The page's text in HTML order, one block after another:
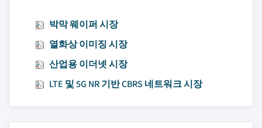
박막 웨이퍼 시장
열화상 이미징 시장
산업용 이더넷 시장
LTE 및 5G NR 기반 CBRS 네트워크 시장